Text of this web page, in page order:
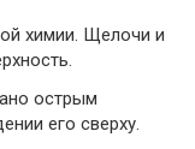
химии. Щелочи и
острым
его сверху.